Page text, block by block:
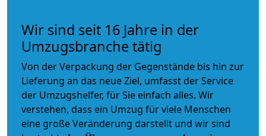
Wir sind seit 16 Jahre in der
Umzugsbranche tätig
Von der Verpackung der Gegenstände bis hin zur
Lieferung an das neue Ziel, umfasst der Service
der Umzugshelfer, für Sie einfach alles. Wir
verstehen, dass ein Umzug für viele Menschen
eine große Veränderung darstellt und wir sind